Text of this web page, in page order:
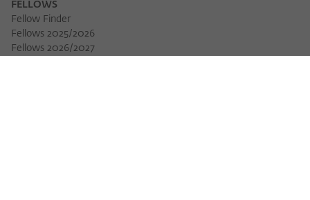
FELLOWS
Fellow Finder
Fellows 2025/2026
Fellows 2026/2027